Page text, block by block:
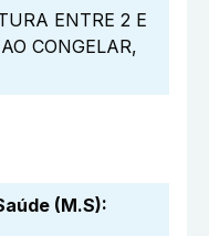
ENTRE 2 E
CONGELAR,
(M.S):